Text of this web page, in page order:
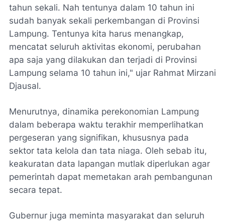
tahun sekali. Nah tentunya dalam 10 tahun ini
sudah banyak sekali perkembangan di Provinsi
Lampung. Tentunya kita harus menangkap,
mencatat seluruh aktivitas ekonomi, perubahan
apa saja yang dilakukan dan terjadi di Provinsi
Lampung selama 10 tahun ini," ujar Rahmat Mirzani
Djausal.
​Menurutnya, dinamika perekonomian Lampung
dalam beberapa waktu terakhir memperlihatkan
pergeseran yang signifikan, khususnya pada
sektor tata kelola dan tata niaga. Oleh sebab itu,
keakuratan data lapangan mutlak diperlukan agar
pemerintah dapat memetakan arah pembangunan
secara tepat.
​Gubernur juga meminta masyarakat dan seluruh